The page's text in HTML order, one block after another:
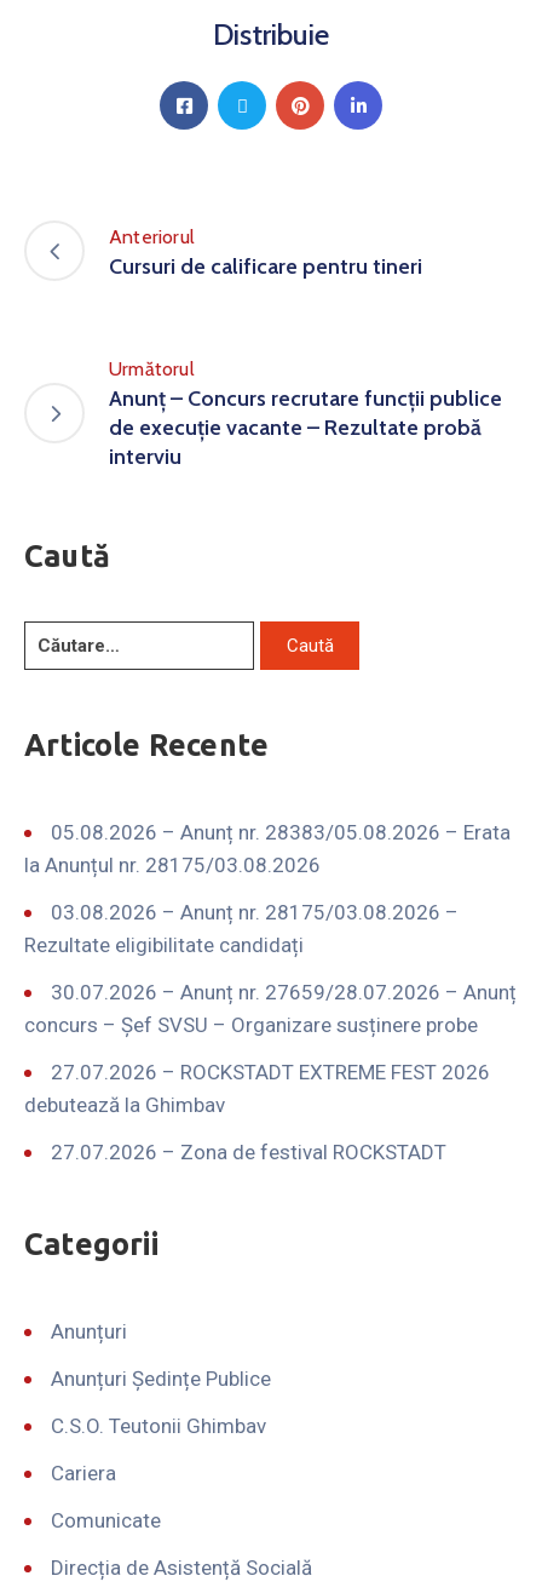
Distribuie
Anteriorul
Cursuri de calificare pentru tineri
Următorul
Anunț – Concurs recrutare funcții publice
de execuție vacante – Rezultate probă
interviu
Caută
Articole Recente
05.08.2026 – Anunț nr. 28383/05.08.2026 – Erata
la Anunțul nr. 28175/03.08.2026
03.08.2026 – Anunț nr. 28175/03.08.2026 –
Rezultate eligibilitate candidați
30.07.2026 – Anunț nr. 27659/28.07.2026 – Anunț
concurs – Șef SVSU – Organizare susținere probe
27.07.2026 – ROCKSTADT EXTREME FEST 2026
debutează la Ghimbav
27.07.2026 – Zona de festival ROCKSTADT
Categorii
Anunțuri
Anunțuri Ședințe Publice
C.S.O. Teutonii Ghimbav
Cariera
Comunicate
Direcția de Asistență Socială